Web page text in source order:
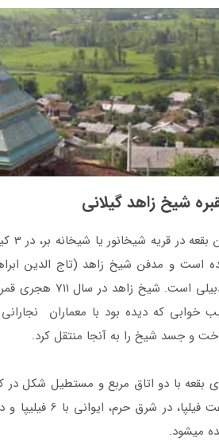
شیخ زاهد گیلانی
است و مدفن شيخ زاهد (تاج ­الدين
خوابي كه ديده بود با معماران
و جسد شيخ را به آنجا منتقل كرد.
بقعه با دو اتاق مربع و مستطيل شكل در
مي­شود.